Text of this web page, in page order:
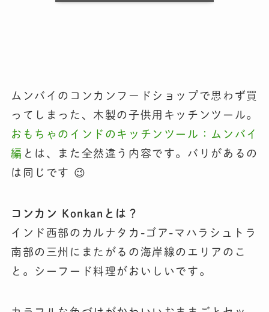
ムンバイのコンカンフードショップで思わず買
ってしまった、木製の子供用キッチンツール。
おもちゃのインドのキッチンツール：ムンバイ
編 とは、また全然違う内容です。バリがあるの
は同じです 😉
コンカン Konkanとは？
インド西部のカルナタカ-ゴア-マハラシュトラ
南部の三州にまたがるの海岸線のエリアのこ
と。シーフード料理がおいしいです。